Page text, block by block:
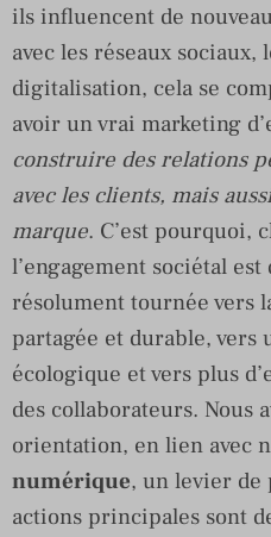
ils influencent de
avec les réseaux sociaux,
digitalisation, cela se
avoir un vrai marketing
construire des relations
avec les clients, mais
marque. C’est pourquoi,
l’engagement sociétal
résolument tournée vers
partagée et durable, vers
écologique et vers plus
des collaborateurs. Nous
orientation, en lien avec
numérique, un levier de
actions principales sont